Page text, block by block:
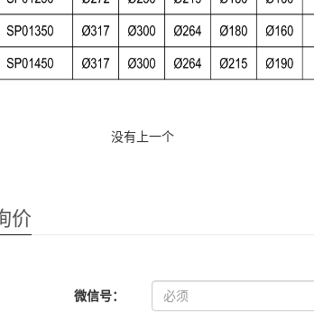
没有上一个
价
微信号：